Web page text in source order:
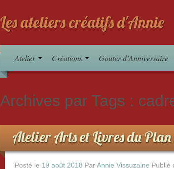
Les ateliers créatifs d'Annie
Atelier Créations Gouter d’Anniversaire
Archives par Tags :
Atelier Arts et Livres du
Posté le 19 août 2018 Par Annie Vissuzaine Publié